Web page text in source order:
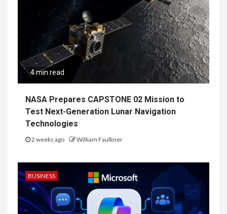
4 min read
NASA Prepares CAPSTONE 02 Mission to
Test Next-Generation Lunar Navigation
Technologies
2 weeks ago William Faulkner
BUSINESS